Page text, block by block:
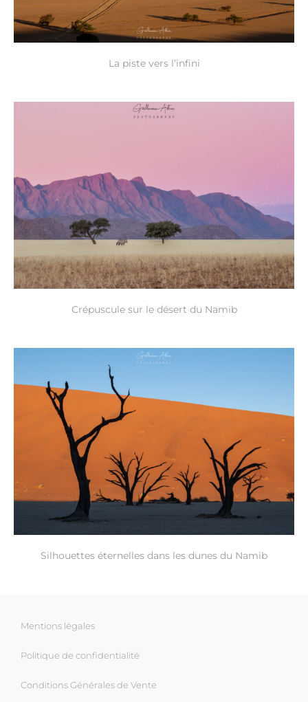
La piste vers l’infini
Crépuscule sur le désert du Namib
Silhouettes éternelles dans les dunes du Namib
Mentions légales
Politique de confidentialité
Conditions Générales de Vente